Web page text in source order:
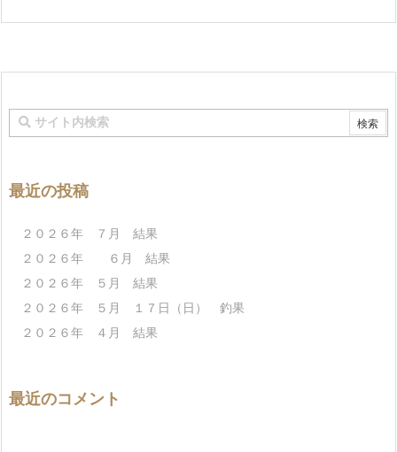
最近の投稿
２０２６年 ７月 結果
２０２６年 ６月 結果
２０２６年 ５月 結果
２０２６年 ５月 １７日（日） 釣果
２０２６年 ４月 結果
最近のコメント